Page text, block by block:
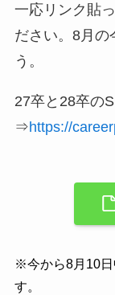
一応リンク貼
ださい。8月の
う。
27卒と28卒の
⇒https://
※今から8月10日
す。